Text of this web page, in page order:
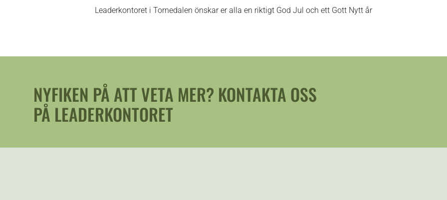
Leaderkontoret i Tornedalen önskar er alla en riktigt God Jul och ett Gott Nytt år
NYFIKEN PÅ ATT VETA MER? KONTAKTA OSS
PÅ LEADERKONTORET